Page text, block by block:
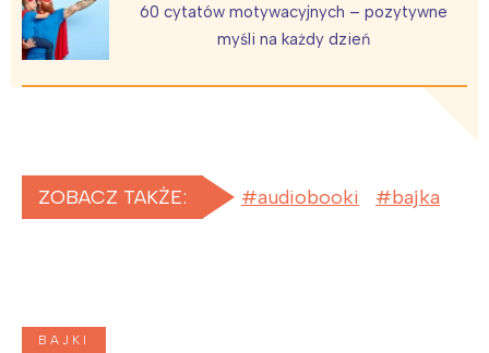
60 cytatów motywacyjnych – pozytywne
myśli na każdy dzień
ZOBACZ TAKŻE: audiobooki bajka
BAJKI